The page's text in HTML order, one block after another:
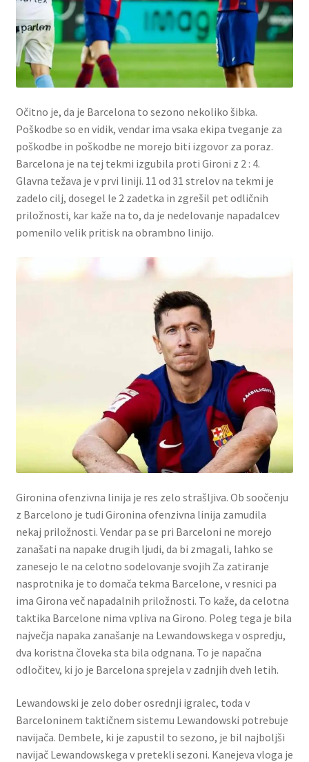
Očitno je, da je Barcelona to sezono nekoliko šibka.
Poškodbe so en vidik, vendar ima vsaka ekipa tveganje za
poškodbe in poškodbe ne morejo biti izgovor za poraz.
Barcelona je na tej tekmi izgubila proti Gironi z 2 : 4.
Glavna težava je v prvi liniji. 11 od 31 strelov na tekmi je
zadelo cilj, dosegel le 2 zadetka in zgrešil pet odličnih
priložnosti, kar kaže na to, da je nedelovanje napadalcev
pomenilo velik pritisk na obrambno linijo.
Gironina ofenzivna linija je res zelo strašljiva. Ob soočenju
z Barcelono je tudi Gironina ofenzivna linija zamudila
nekaj priložnosti. Vendar pa se pri Barceloni ne morejo
zanašati na napake drugih ljudi, da bi zmagali, lahko se
zanesejo le na celotno sodelovanje svojih Za zatiranje
nasprotnika je to domača tekma Barcelone, v resnici pa
ima Girona več napadalnih priložnosti. To kaže, da celotna
taktika Barcelone nima vpliva na Girono. Poleg tega je bila
največja napaka zanašanje na Lewandowskega v ospredju,
dva koristna človeka sta bila odgnana. To je napačna
odločitev, ki jo je Barcelona sprejela v zadnjih dveh letih.
Lewandowski je zelo dober osrednji igralec, toda v
Barceloninem taktičnem sistemu Lewandowski potrebuje
navijača. Dembele, ki je zapustil to sezono, je bil najboljši
navijač Lewandowskega v pretekli sezoni. Kanejeva vloga je